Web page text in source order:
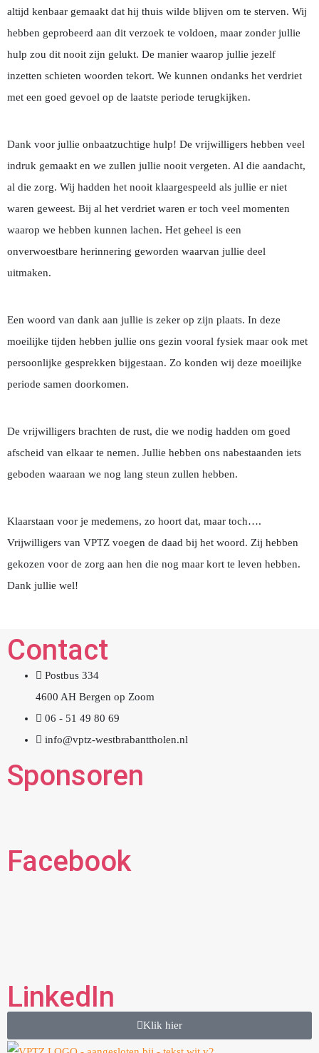
altijd kenbaar gemaakt dat hij thuis wilde blijven om te sterven. Wij
hebben geprobeerd aan dit verzoek te voldoen, maar zonder jullie
hulp zou dit nooit zijn gelukt. De manier waarop jullie jezelf
inzetten schieten woorden tekort. We kunnen ondanks het verdriet
met een goed gevoel op de laatste periode terugkijken.
Dank voor jullie onbaatzuchtige hulp! De vrijwilligers hebben veel
indruk gemaakt en we zullen jullie nooit vergeten. Al die aandacht,
al die zorg. Wij hadden het nooit klaargespeeld als jullie er niet
waren geweest. Bij al het verdriet waren er toch veel momenten
waarop we hebben kunnen lachen. Het geheel is een
onverwoestbare herinnering geworden waarvan jullie deel
uitmaken.
Een woord van dank aan jullie is zeker op zijn plaats. In deze
moeilijke tijden hebben jullie ons gezin vooral fysiek maar ook met
persoonlijke gesprekken bijgestaan. Zo konden wij deze moeilijke
periode samen doorkomen.
De vrijwilligers brachten de rust, die we nodig hadden om goed
afscheid van elkaar te nemen. Jullie hebben ons nabestaanden iets
geboden waaraan we nog lang steun zullen hebben.
Klaarstaan voor je medemens, zo hoort dat, maar toch….
Vrijwilligers van VPTZ voegen de daad bij het woord. Zij hebben
gekozen voor de zorg aan hen die nog maar kort te leven hebben.
Dank jullie wel!
Contact
Postbus 334
4600 AH Bergen op Zoom
06 - 51 49 80 69
info@vptz-westbrabanttholen.nl
Sponsoren
Facebook
LinkedIn
Klik hier